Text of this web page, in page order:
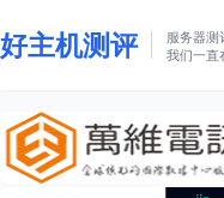
好主机测评
服务器测
我们一直